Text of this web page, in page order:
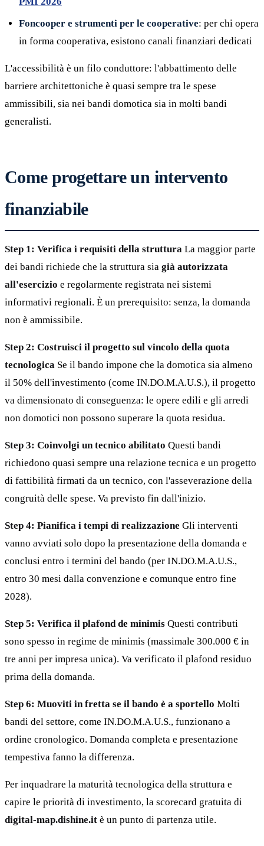
Foncooper e strumenti per le cooperative: per chi opera
in forma cooperativa, esistono canali finanziari dedicati
L'accessibilità è un filo conduttore: l'abbattimento delle
barriere architettoniche è quasi sempre tra le spese
ammissibili, sia nei bandi domotica sia in molti bandi
generalisti.
Come progettare un intervento
finanziabile
Step 1: Verifica i requisiti della struttura La maggior parte
dei bandi richiede che la struttura sia già autorizzata
all'esercizio e regolarmente registrata nei sistemi
informativi regionali. È un prerequisito: senza, la domanda
non è ammissibile.
Step 2: Costruisci il progetto sul vincolo della quota
tecnologica Se il bando impone che la domotica sia almeno
il 50% dell'investimento (come IN.DO.M.A.U.S.), il progetto
va dimensionato di conseguenza: le opere edili e gli arredi
non domotici non possono superare la quota residua.
Step 3: Coinvolgi un tecnico abilitato Questi bandi
richiedono quasi sempre una relazione tecnica e un progetto
di fattibilità firmati da un tecnico, con l'asseverazione della
congruità delle spese. Va previsto fin dall'inizio.
Step 4: Pianifica i tempi di realizzazione Gli interventi
vanno avviati solo dopo la presentazione della domanda e
conclusi entro i termini del bando (per IN.DO.M.A.U.S.,
entro 30 mesi dalla convenzione e comunque entro fine
2028).
Step 5: Verifica il plafond de minimis Questi contributi
sono spesso in regime de minimis (massimale 300.000 € in
tre anni per impresa unica). Va verificato il plafond residuo
prima della domanda.
Step 6: Muoviti in fretta se il bando è a sportello Molti
bandi del settore, come IN.DO.M.A.U.S., funzionano a
ordine cronologico. Domanda completa e presentazione
tempestiva fanno la differenza.
Per inquadrare la maturità tecnologica della struttura e
capire le priorità di investimento, la scorecard gratuita di
digital-map.dishine.it è un punto di partenza utile.